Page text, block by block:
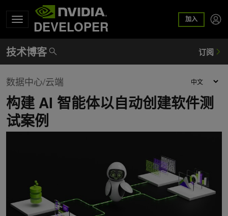
DEVELOPER 加入
数据中心/云端
构建 AI 智能体以自动创建软件测
试案例